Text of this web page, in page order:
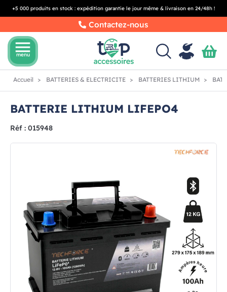
+5 000 produits en stock : expédition garantie le jour même & livraison en 24/48h !
Contactez-nous
menu
menu
Accueil BATTERIES & ELECTRICITE BATTERIES LITHIUM
BATTERIE LITHIUM LIFEPO4
Réf : 015948